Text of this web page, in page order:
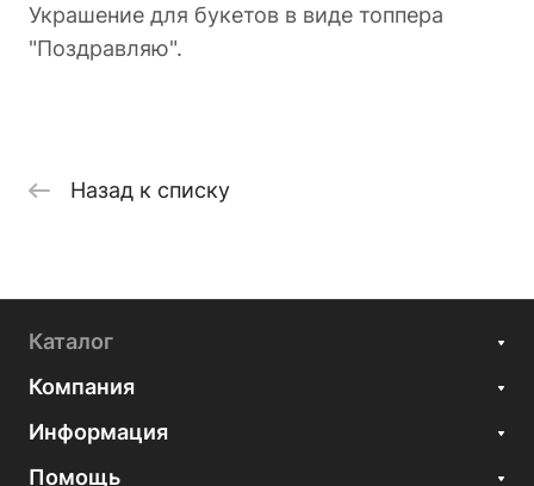
Украшение для букетов в виде топпера
"Поздравляю".
Назад к списку
Каталог
Компания
Информация
Помощь